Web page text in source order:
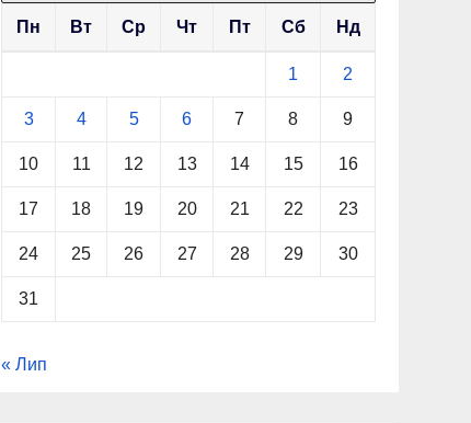
Пн Вт Ср Чт Пт Сб Нд
1 2
3 4 5 6 7 8 9
10 11 12 13 14 15 16
17 18 19 20 21 22 23
24 25 26 27 28 29 30
31
« Лип